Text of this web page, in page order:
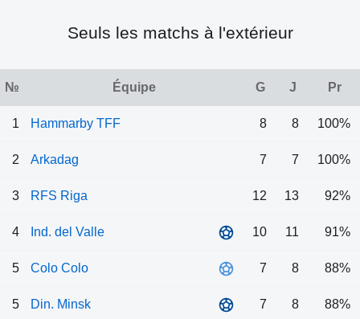
Seuls les matchs à l'extérieur
№ Équipe G J Pr
1 Hammarby TFF 8 8 100%
2 Arkadag 7 7 100%
3 RFS Riga 12 13 92%
4 Ind. del Valle 10 11 91%
5 Colo Colo 7 8 88%
5 Din. Minsk 7 8 88%